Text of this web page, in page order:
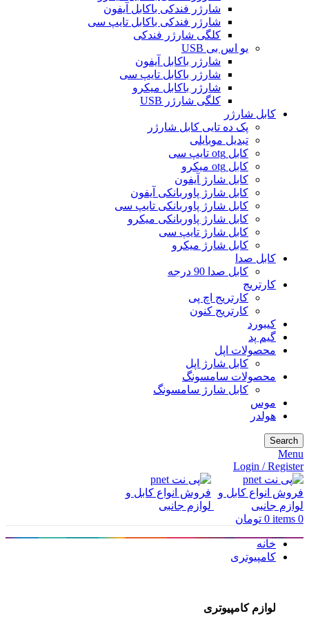
شارژر فندکی باکابل آیفون
شارژر فندکی باکابل تایپ سی
کلگی شارژر فندکی
یو اس بی USB
شارژر باکابل آیفون
شارژر باکابل تایپ سی
شارژر باکابل میکرو
کلگی شارژر USB
کابل شارژر
پک ده تایی کابل شارژر
تبدیل موبایلی
کابل otg تایپ سی
کابل otg میکرو
کابل شارژ آیفون
کابل شارژ پاوربانکی آیفون
کابل شارژ پاوربانکی تایپ سی
کابل شارژ پاوربانکی میکرو
کابل شارژ تایپ سی
کابل شارژ میکرو
کابل صدا
کابل صدا 90 درجه
کارتریج
کارتریج اچ پی
کارتریج کنون
کیبورد
گیم پد
محصولات اپل
کابل شارژ اپل
محصولات سامسونگ
کابل شارژ سامسونگ
موس
هولدر
Search
Menu
Login / Register
0
items
0 تومان
خانه
کامپیوتری
لوازم کامپیوتری